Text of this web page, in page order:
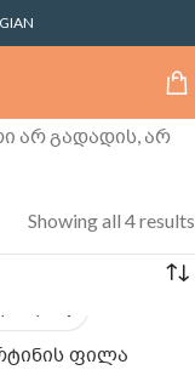
არ გადადის, არ
Showing all 4 results
ფილა